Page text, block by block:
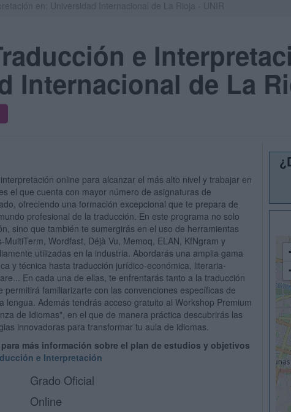
e
Internacional de La
online para alcanzar el más alto nivel y trabajar en
el que cuenta con mayor número de asignaturas de
ofreciendo una formación excepcional que te prepara de
profesional de la traducción. En este programa no solo
sino que también te sumergirás en el uso de herramientas
Wordfast, Déjà Vu, Memoq, ELAN, KfNgram y
utilizadas en la industria. Abordarás una amplia gama
y técnica hasta traducción jurídico-económica, literaria-
En cada una de ellas, te enfrentarás tanto a la traducción
familiarizarte con las convenciones específicas de
lengua. Además tendrás acceso gratuito al Workshop Premium
de Idiomas", en el que de manera práctica descubrirás las
innovadoras para transformar tu aula de idiomas.
más información sobre el plan de estudios y objetivos
e Interpretación
Grado Oficial
Online